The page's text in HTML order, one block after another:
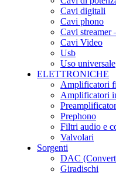
Cavi digitali
Cavi phono
Cavi streamer
Cavi Video
Usb
Uso universale
ELETTRONICHE
Amplificatori
Amplificatori
Prephono
Filtri audio e
Valvolari
Sorgenti
DAC
Giradischi